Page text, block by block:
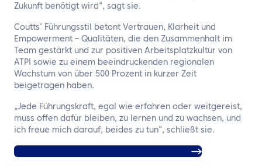
Zukunft benötigt wird“, sagt sie.
Coutts‘ Führungsstil betont Vertrauen, Klarheit und
Empowerment – Qualitäten, die den Zusammenhalt im
Team gestärkt und zur positiven Arbeitsplatzkultur von
ATPI sowie zu einem beeindruckenden regionalen
Wachstum von über 500 Prozent in kurzer Zeit
beigetragen haben.
„Jede Führungskraft, egal wie erfahren oder weitgereist,
muss offen dafür bleiben, zu lernen und zu wachsen, und
ich freue mich darauf, beides zu tun“, schließt sie.